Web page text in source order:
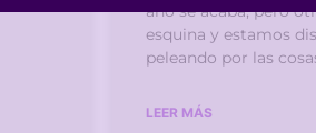
año se acaba, pero
esquina y estamos
peleando por las
LEER MÁS